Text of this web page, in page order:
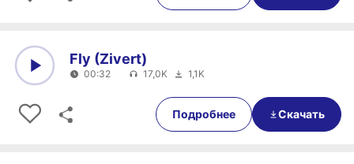
00:32
Fly (Zivert)
00:32 17,0K 1,1K
Подробнее Скачать